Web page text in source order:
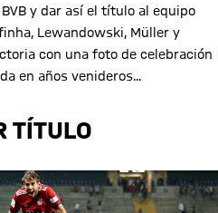
y dar así el título al equipo
Lewandowski, Müller y
con una foto de celebración
en años venideros...
TÍTULO